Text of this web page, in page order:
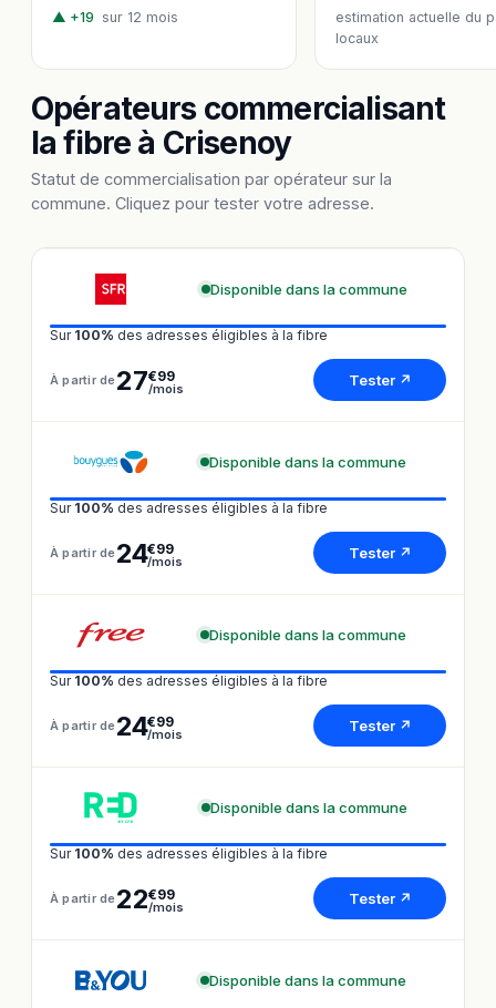
▲ +19 sur 12 mois
estimation actuelle du
locaux
Opérateurs commercialisant
la fibre à Crisenoy
Statut de commercialisation par opérateur sur la
commune. Cliquez pour tester votre adresse.
Disponible dans la commune
Sur 100% des adresses éligibles à la fibre
À partir de 27€99
/mois Tester ↗
Disponible dans la commune
Sur 100% des adresses éligibles à la fibre
À partir de 24€99
/mois Tester ↗
Disponible dans la commune
Sur 100% des adresses éligibles à la fibre
À partir de 24€99
/mois Tester ↗
Disponible dans la commune
Sur 100% des adresses éligibles à la fibre
À partir de 22€99
/mois Tester ↗
Disponible dans la commune